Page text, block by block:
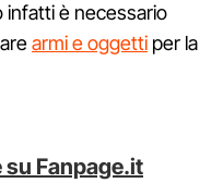
infatti è necessario
armi e oggetti per la
su Fanpage.it